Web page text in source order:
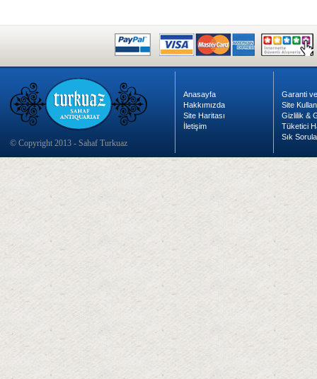
© Copyright 2013 - Sahaf Turkuaz
Anasayfa
Hakkımızda
Site Haritası
İletişim
Garanti
Site
Gizlilik &
Tüketici
Sık